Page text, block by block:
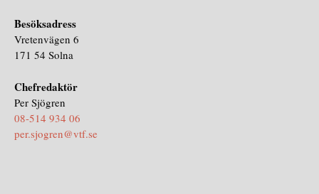
Besöksadress
Vretenvägen 6
171 54 Solna
Chefredaktör
Per Sjögren
08-514 934 06
per.sjogren@vtf.se